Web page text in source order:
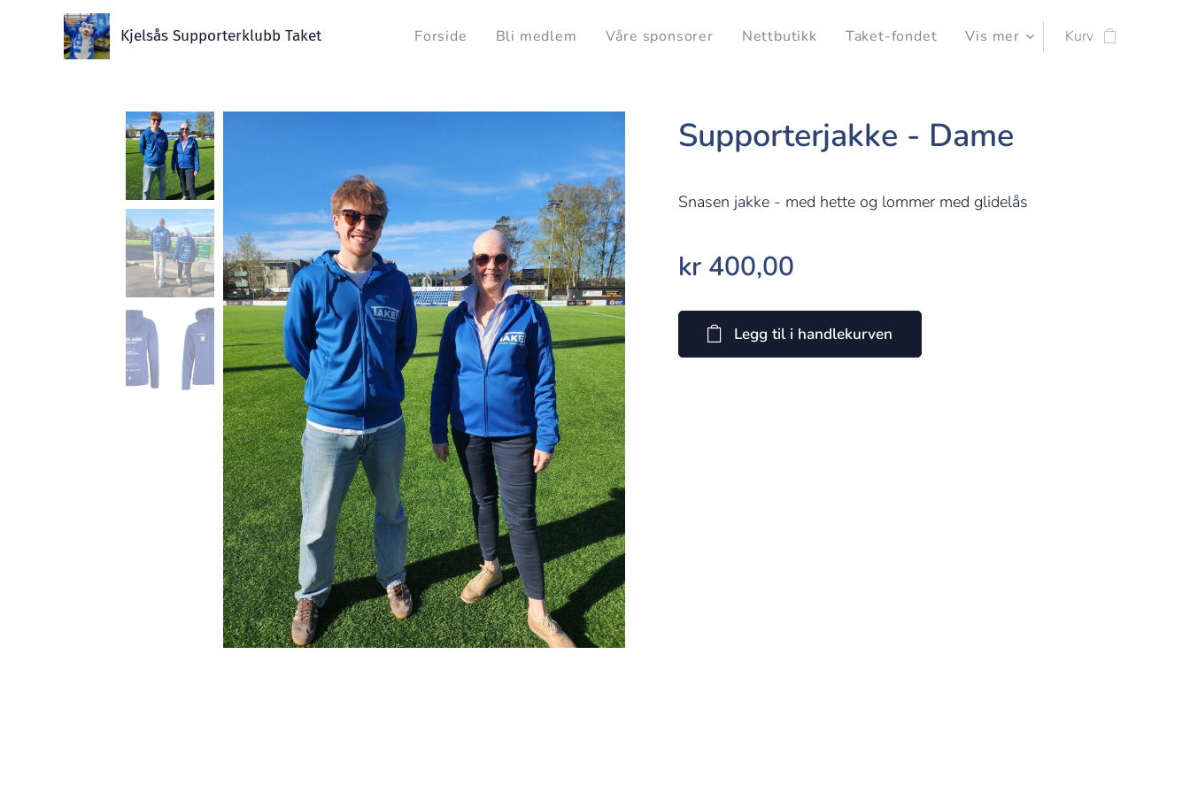
Kjelsås Supporterklubb Taket Forside Bli medlem Våre sponsorer Nettbutikk Taket-fondet Vis mer Kurv
Supporterjakke - Dame
Snasen jakke - med hette og lommer med glidelås
kr 400,00
Legg til i handlekurven